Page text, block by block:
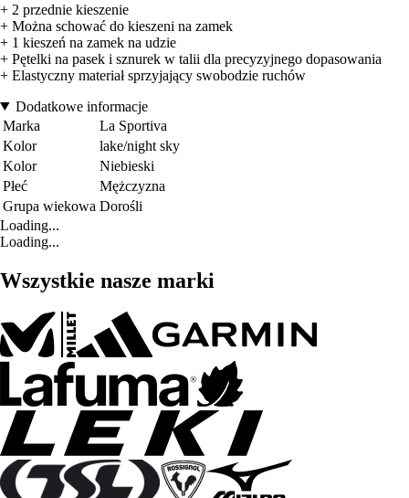
+ 2 przednie kieszenie
+ Można schować do kieszeni na zamek
+ 1 kieszeń na zamek na udzie
+ Pętelki na pasek i sznurek w talii dla precyzyjnego dopasowania
+ Elastyczny materiał sprzyjający swobodzie ruchów
Dodatkowe informacje
Marka
La Sportiva
Kolor
lake/night sky
Kolor
Niebieski
Płeć
Mężczyzna
Grupa wiekowa Dorośli
Loading...
Loading...
Wszystkie nasze marki